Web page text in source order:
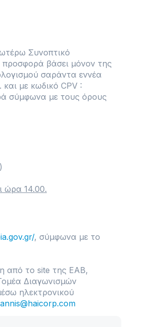
Συνοπτικό
προσφορά βάσει μόνον της
σαράντα εννέα
με κωδικό CPV :
σύμφωνα με τους όρους
ώρα 14.00.
, σύμφωνα με το
από το site της ΕΑΒ,
Διαγωνισμών
ηλεκτρονικού